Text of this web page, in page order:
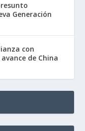
Generación
con
de China